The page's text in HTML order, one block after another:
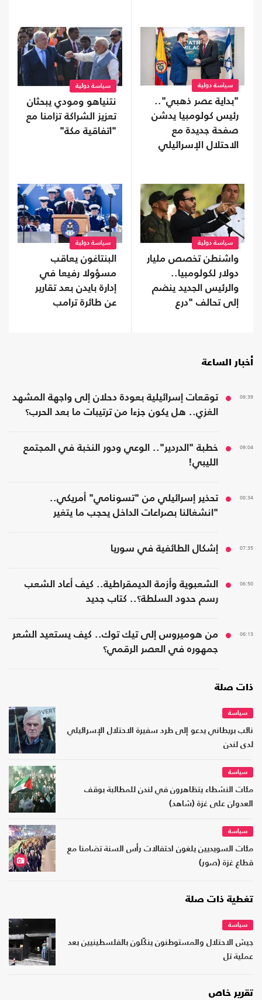
سياسة دولية
"بداية عصر ذهبي"..
رئيس كولومبيا يدشن
صفحة جديدة مع
الاحتلال الإسرائيلي
سياسة دولية
نتنياهو ومودي يبحثان
تعزيز الشراكة تزامنا مع
"اتفاقية مكة"
سياسة دولية
واشنطن تخصص مليار
دولار لكولومبيا..
والرئيس الجديد ينضم
إلى تحالف "درع
سياسة دولية
البنتاغون يعاقب
مسؤولا رفيعا في
إدارة بايدن بعد تقارير
عن طائرة ترامب
أخبار الساعة
09:39
توقعات إسرائيلية بعودة دحلان إلى واجهة المشهد
الغزي.. هل يكون جزءا من ترتيبات ما بعد الحرب؟
09:04
خطبة "الدردير".. الوعي ودور النخبة في المجتمع
الليبي!
08:34
تحذير إسرائيلي من "تسونامي" أمريكي..
"انشغالنا بصراعات الداخل يحجب ما يتغير
07:35 إشكال الطائفية في سوريا
06:50
الشعبوية وأزمة الديمقراطية.. كيف أعاد الشعب
رسم حدود السلطة؟.. كتاب جديد
06:13
من هوميروس إلى تيك توك.. كيف يستعيد الشعر
جمهوره في العصر الرقمي؟
ذات صلة
سياسة
نائب بريطاني يدعو إلى طرد سفيرة الاحتلال الإسرائيلي
لدى لندن
سياسة
مئات النشطاء يتظاهرون في لندن للمطالبة بوقف
العدوان على غزة (شاهد)
سياسة
مئات السويديين يلغون احتفالات رأس السنة تضامنا مع
قطاع غزة (صور)
تغطية ذات صلة
سياسة
جيش الاحتلال والمستوطنون ينكّلون بالفلسطينيين بعد
عملية تل
تقرير خاص